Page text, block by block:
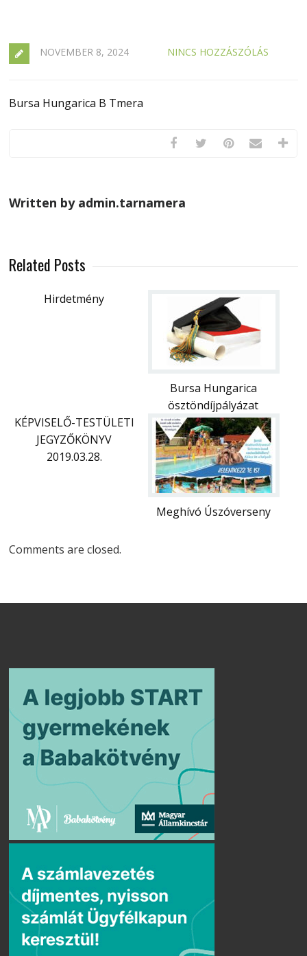
NOVEMBER 8, 2024 NINCS HOZZÁSZÓLÁS
Bursa Hungarica B Tmera
Written by admin.tarnamera
Related Posts
Hirdetmény
Bursa Hungarica
ösztöndíjpályázat
KÉPVISELŐ-TESTÜLETI
JEGYZŐKÖNYV
2019.03.28.
Meghívó Úszóverseny
Comments are closed.